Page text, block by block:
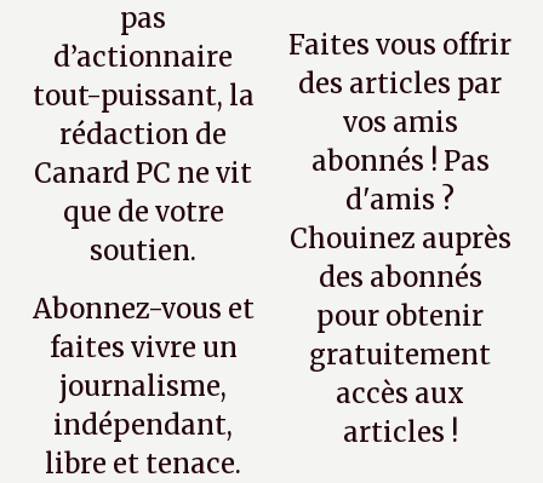
pas
d’actionnaire
tout-puissant, la
rédaction de
Canard PC ne vit
que de votre
soutien.
Abonnez-vous et
faites vivre un
journalisme,
indépendant,
libre et tenace.
Faites vous offrir
des articles par
vos amis
abonnés ! Pas
d'amis ?
Chouinez auprès
des abonnés
pour obtenir
gratuitement
accès aux
articles !